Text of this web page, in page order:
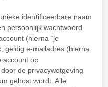
identificeerbare naam
persoonlijk wachtwoord
(hierna “je
geldig e-mailadres (hierna
account op
de privacywetgeving
gehost wordt. Alle